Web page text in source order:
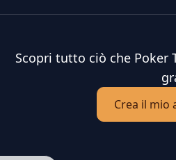
Scopri tutto ciò che Poker
Crea il mio